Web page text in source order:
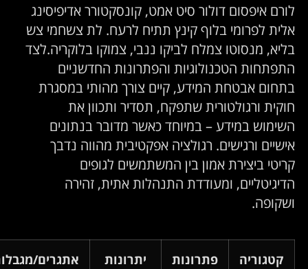
איפסום דולור סיט אמט, קונסקטורר אדיפיסינג
לפרומי בלוף קינץ תתיח לרעח. לת צשחמי צש
מנסוטו צמלח לביקו ננבי, צמוקו בלוקריה.לצד
הטכנולוגיות והפתרונות החדשניים
אבטחת המידע, קיים צורך מהותי במסגרת
ורגולטורית שתפקח, תסדיר ותכוון את
במידע – במיוחד כאשר מדובר בנתונים
ורגישים. רגולציה אפקטיבית מהווה נדבך
ביצירת אמון בין המשתמשים לגופים
ומעודדת התנהלות אתית, זהירה
קטגוריה
פתרונות
יתרונות
אתגרים/מגבלות